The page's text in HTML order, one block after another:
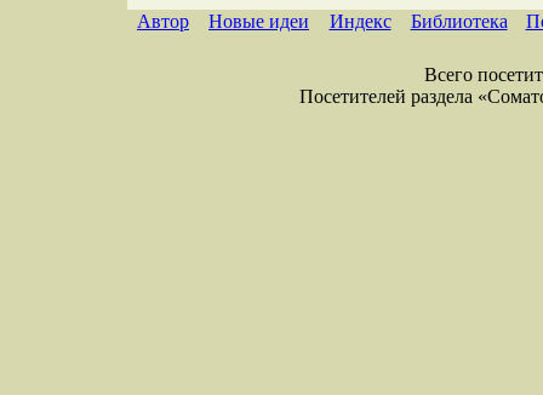
Автор Новые идеи Индекс Библиотека
Всего
Посетителей раздела